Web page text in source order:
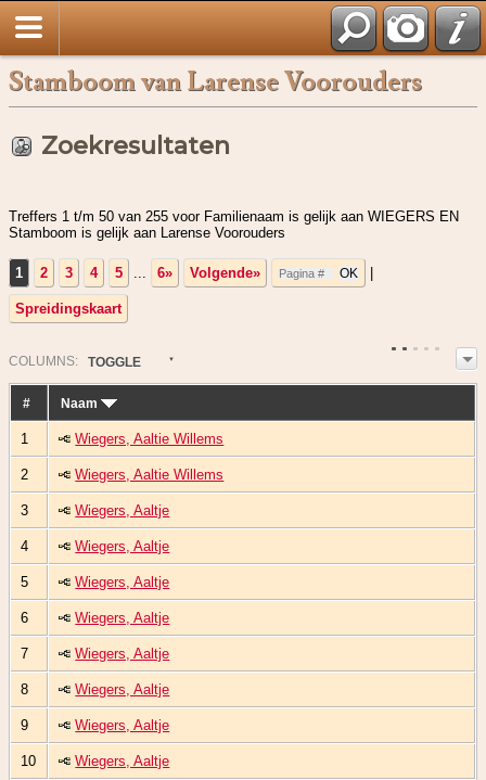
Stamboom van Larense Voorouders
Zoekresultaten
Treffers 1 t/m 50 van 255 voor Familienaam is gelijk aan WIEGERS EN
Stamboom is gelijk aan Larense Voorouders
1 2 3 4 5 ... 6» Volgende»
Spreidingskaart
COLUMN S: TOGGLE
# Naam
1 Wiegers, Aaltie Willems
2 Wiegers, Aaltie Willems
3 Wiegers, Aaltje
4 Wiegers, Aaltje
5 Wiegers, Aaltje
6 Wiegers, Aaltje
7 Wiegers, Aaltje
8 Wiegers, Aaltje
9 Wiegers, Aaltje
10 Wiegers, Aaltje